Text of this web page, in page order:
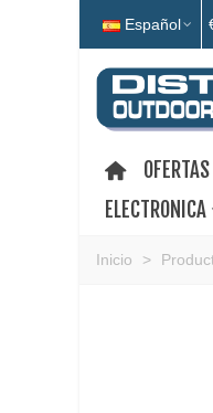
Español
OFERTAS
ELECTRONICA
Inicio >